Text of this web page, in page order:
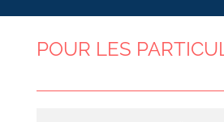
POUR LES